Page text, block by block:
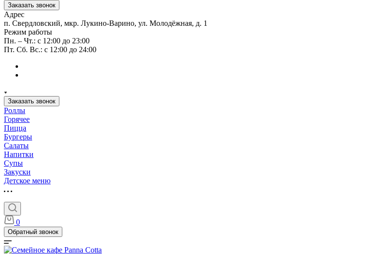
Заказать звонок
Адрес
п. Свердловский, мкр. Лукино-Варино, ул. Молодёжная, д. 1
Режим работы
Пн. – Чт.: с 12:00 до 23:00
Пт. Сб. Вс.: с 12:00 до 24:00
Заказать звонок
Роллы
Горячее
Пицца
Бургеры
Салаты
Напитки
Супы
Закуски
Детское меню
0
Обратный звонок